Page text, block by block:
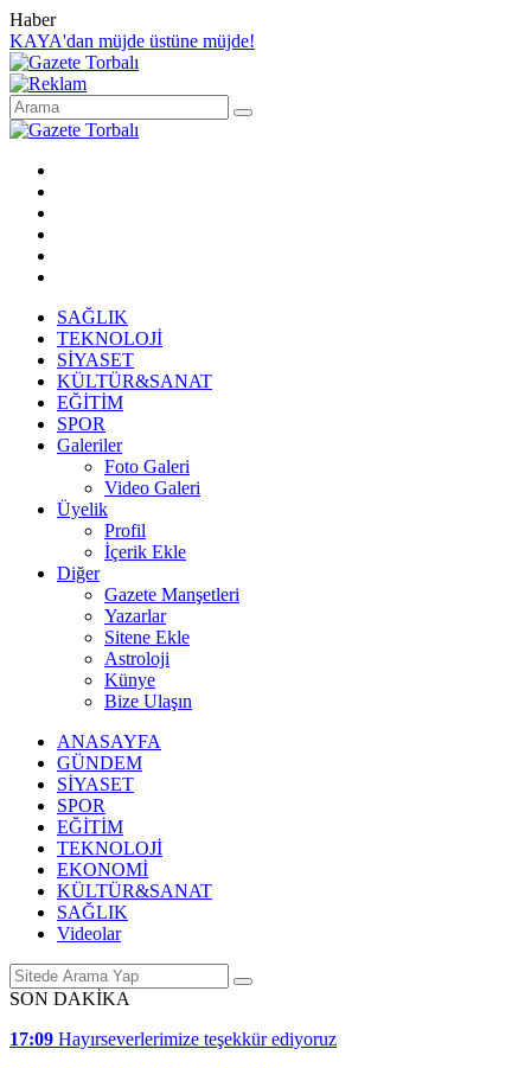
Haber
KAYA'dan müjde üstüne müjde!
SAĞLIK
TEKNOLOJİ
SİYASET
KÜLTÜR&SANAT
EĞİTİM
SPOR
Galeriler
Foto Galeri
Video Galeri
Üyelik
Profil
İçerik Ekle
Diğer
Gazete Manşetleri
Yazarlar
Sitene Ekle
Astroloji
Künye
Bize Ulaşın
ANASAYFA
GÜNDEM
SİYASET
SPOR
EĞİTİM
TEKNOLOJİ
EKONOMİ
KÜLTÜR&SANAT
SAĞLIK
Videolar
SON DAKİKA
17:09 Hayırseverlerimize teşekkür ediyoruz